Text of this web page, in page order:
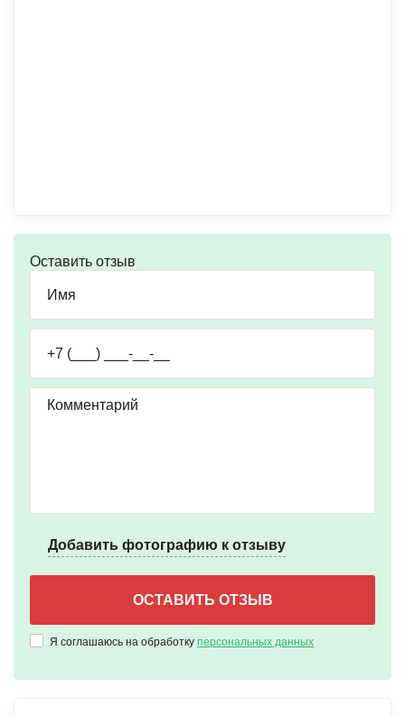
Оставить отзыв
Добавить фотографию к отзыву
Я соглашаюсь на обработку персональных данных